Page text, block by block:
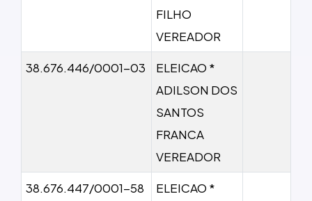
FILHO
VEREADOR
38.676.446/0001-03
ELEICAO *
ADILSON DOS
SANTOS
FRANCA
VEREADOR
38.676.447/0001-58
ELEICAO *